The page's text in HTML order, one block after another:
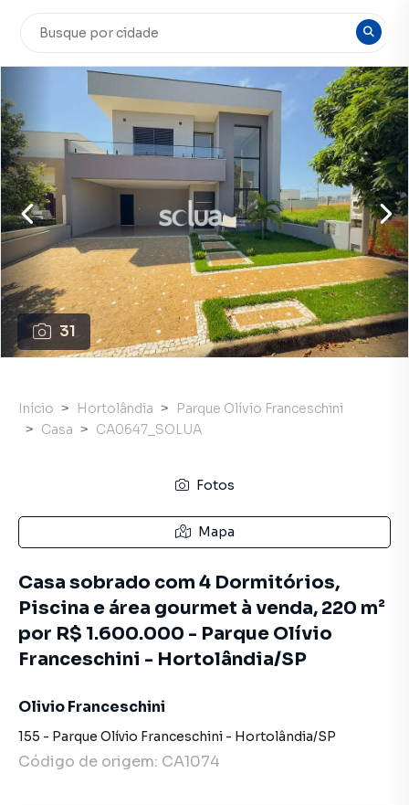
31
Início Hortolândia
Parque Olívio Franceschini
Casa
CA0647_SOLUA
Fotos
Mapa
Casa sobrado com 4 Dormitórios,
Piscina e área gourmet à venda, 220 m²
por R$ 1.600.000 - Parque Olívio
Franceschini - Hortolândia/SP
Olivio Franceschini
155 - Parque Olívio Franceschini - Hortolândia/SP
Código de origem: CA1074